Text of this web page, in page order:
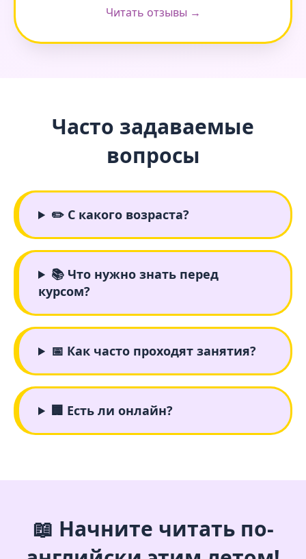
Читать отзывы →
Часто задаваемые
вопросы
✏️ С какого возраста?
📚 Что нужно знать перед
курсом?
📅 Как часто проходят занятия?
🏢 Есть ли онлайн?
📖 Начните читать по-